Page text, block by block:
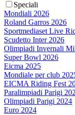
Speciali
Mondiali 2026
Roland Garros 2026
Sportmediaset Live
Scudetto Inter 2026
Olimpiadi Invernali
Super Bowl 2026
Eicma 2025
Mondiale per club
EICMA Riding Fest
Paralimpiadi Parigi
Olimpiadi Parigi 2024
Euro 2024